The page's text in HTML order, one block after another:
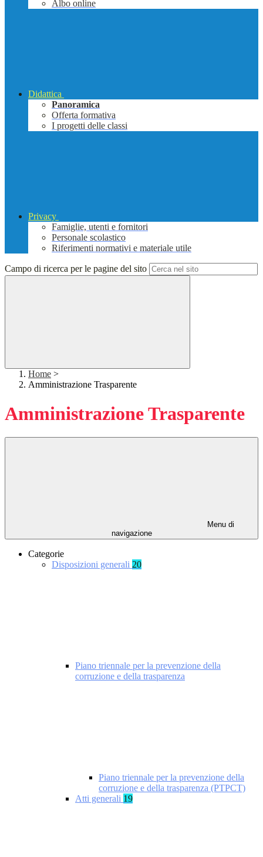
Albo online
Didattica
Panoramica
Offerta formativa
I progetti delle classi
Privacy
Famiglie, utenti e fornitori
Personale scolastico
Riferimenti normativi e materiale utile
Campo di ricerca per le pagine del sito
Home >
Amministrazione Trasparente
Amministrazione Trasparente
Menu di
navigazione
Categorie
Disposizioni generali 20
Piano triennale per la prevenzione della
corruzione e della trasparenza
Piano triennale per la prevenzione della
corruzione e della trasparenza (PTPCT)
Atti generali 19